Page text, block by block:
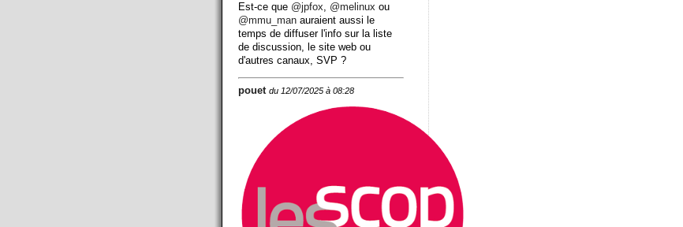
Est-ce que @jpfox, @melinux ou
@mmu_man auraient aussi le
temps de diffuser l'info sur la liste
de discussion, le site web ou
d'autres canaux, SVP ?
pouet du 12/07/2025 à 08:28